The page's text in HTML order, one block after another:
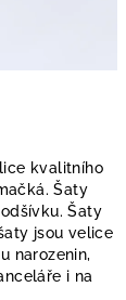
kvalitního
Šaty
Šaty
jsou velice
narozenin,
i na